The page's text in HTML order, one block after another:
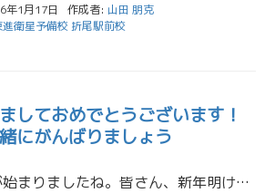
年1月17日 作成者: 山田 朋克
進衛星予備校 折尾駅前校
しておめでとうございます！
にがんばりましょう
新しい年が始まりましたね。皆さん、新年明けましておめでとうございます。東進折尾駅前校です。年末年始はどのように過ごされましたか？新しい年を迎えると、「今年こそは」という気持ちが湧いてくるものですよね。高校生のみなさんもそ […]